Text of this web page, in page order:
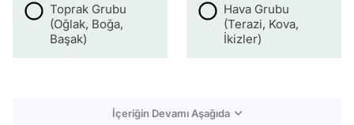
Toprak Grubu
(Oğlak, Boğa,
Başak)
Hava Grubu
(Terazi, Kova,
İkizler)
İçeriğin Devamı Aşağıda